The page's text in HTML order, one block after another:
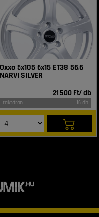
Oxxo 5x105 6x15 ET38 56.6
NARVI SILVER
21 500 Ft/ db
raktáron 16 db